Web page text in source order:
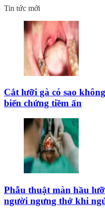
Tin tức mới
Cắt lưỡi gà có sao
biến chứng tiềm ẩn
Phẫu thuật màn hầu
người ngưng thở khi